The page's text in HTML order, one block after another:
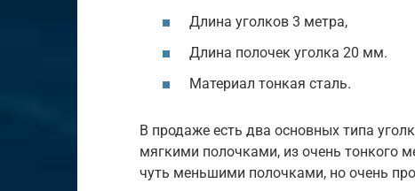
Длина уголков 3 метра,
Длина полочек уголка 20 мм.
Материал тонкая сталь.
В продаже есть два основных типа
мягкими полочками, из очень тонкого
чуть меньшими полочками, но очень